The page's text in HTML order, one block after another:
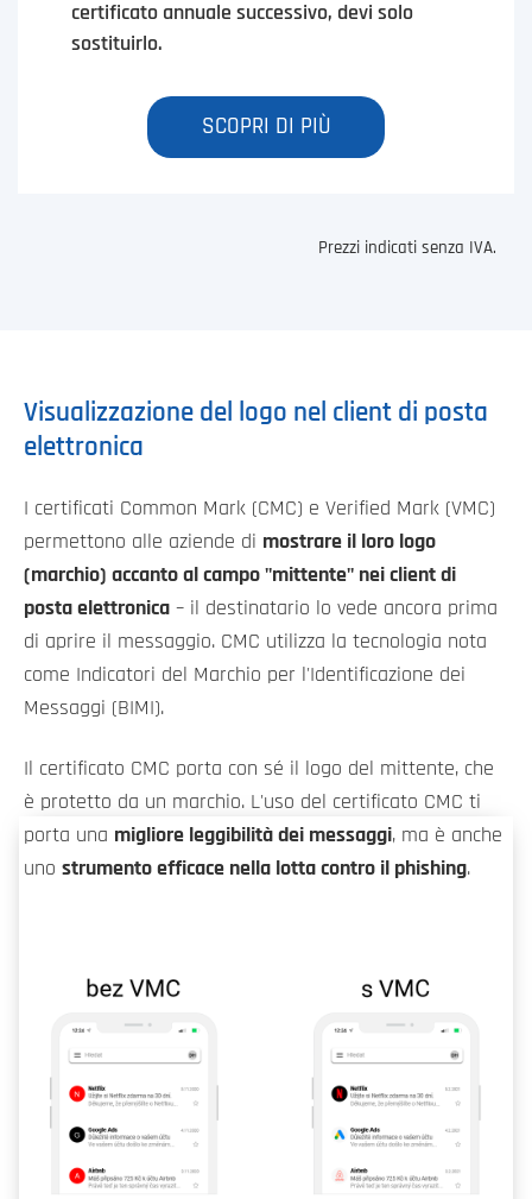
certificato annuale successivo, devi solo
sostituirlo.
SCOPRI DI PIÙ
Prezzi indicati senza IVA.
Visualizzazione del logo nel client di posta
elettronica
I certificati Common Mark (CMC) e Verified Mark (VMC)
permettono alle aziende di mostrare il loro logo
(marchio) accanto al campo "mittente" nei client di
posta elettronica – il destinatario lo vede ancora prima
di aprire il messaggio. CMC utilizza la tecnologia nota
come Indicatori del Marchio per l'Identificazione dei
Messaggi (BIMI).
Il certificato CMC porta con sé il logo del mittente, che
è protetto da un marchio. L'uso del certificato CMC ti
porta una migliore leggibilità dei messaggi, ma è anche
uno strumento efficace nella lotta contro il phishing.